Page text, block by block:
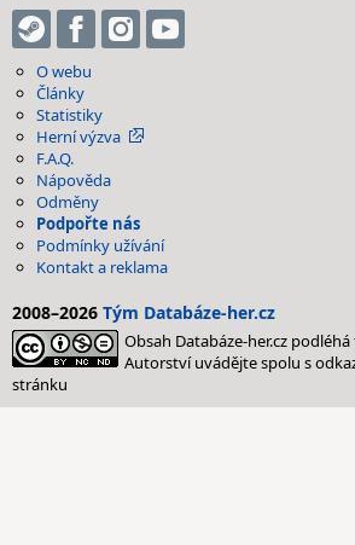
O webu
Články
Statistiky
Herní výzva
F.A.Q.
Nápověda
Odměny
Podpořte nás
Podmínky užívání
Kontakt a reklama
2008–2026 Tým Databáze-her.cz
Obsah Databáze-her.cz
Autorství uvádějte spolu s
stránku